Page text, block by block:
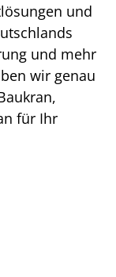
und
und mehr
wir genau
für Ihr